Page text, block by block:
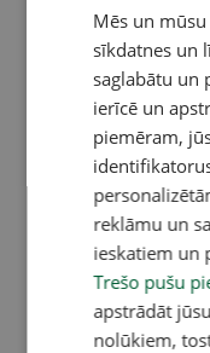
Mēs un
sīkdatnes un
saglabātu un
ierīcē un
piemēram,
reklāmu un
ieskatiem un
Trešo pušu
apstrādāt
nolūkiem,